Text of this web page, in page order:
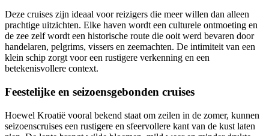
Deze cruises zijn ideaal voor reizigers die meer willen dan alleen
prachtige uitzichten. Elke haven wordt een culturele ontmoeting en
de zee zelf wordt een historische route die ooit werd bevaren door
handelaren, pelgrims, vissers en zeemachten. De intimiteit van een
klein schip zorgt voor een rustigere verkenning en een
betekenisvollere context.
Feestelijke en seizoensgebonden cruises
Hoewel Kroatië vooral bekend staat om zeilen in de zomer, kunnen
seizoenscruises een rustigere en sfeervollere kant van de kust laten